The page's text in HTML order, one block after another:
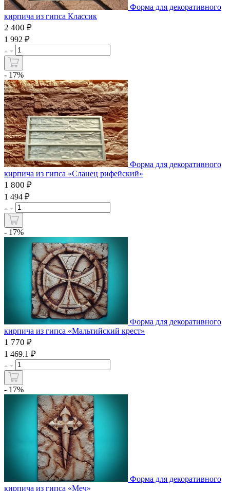
Форма для декоративного
кирпича из гипса Классик
2 400 ₽
1 992 ₽
- 17%
Форма для декоративного
кирпича из гипса «Сланец рифейский»
1 800 ₽
1 494 ₽
- 17%
Форма для декоративного
кирпича из гипса «Мальтийский крест»
1 770 ₽
1 469.1 ₽
- 17%
Форма для декоративного
кирпича из гипса «Меч»